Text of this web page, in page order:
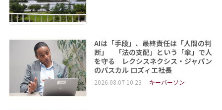
AIは「手段」、最終責任は「人間の判
断」 「法の支配」という「傘」で人
を守る レクシスネクシス・ジャパン
のパスカル ロズィエ社長
2026.08.07 10:23 キーパーソン